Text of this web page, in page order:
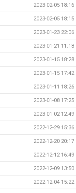
2023-02-05 18:16
2023-02-05 18:15
2023-01-23 22:06
2023-01-21 11:18
2023-01-15 18:28
2023-01-15 17:42
2023-01-11 18:26
2023-01-08 17:25
2023-01-02 12:49
2022-12-29 15:36
2022-12-20 20:17
2022-12-12 16:49
2022-12-09 13:50
2022-12-04 15:22